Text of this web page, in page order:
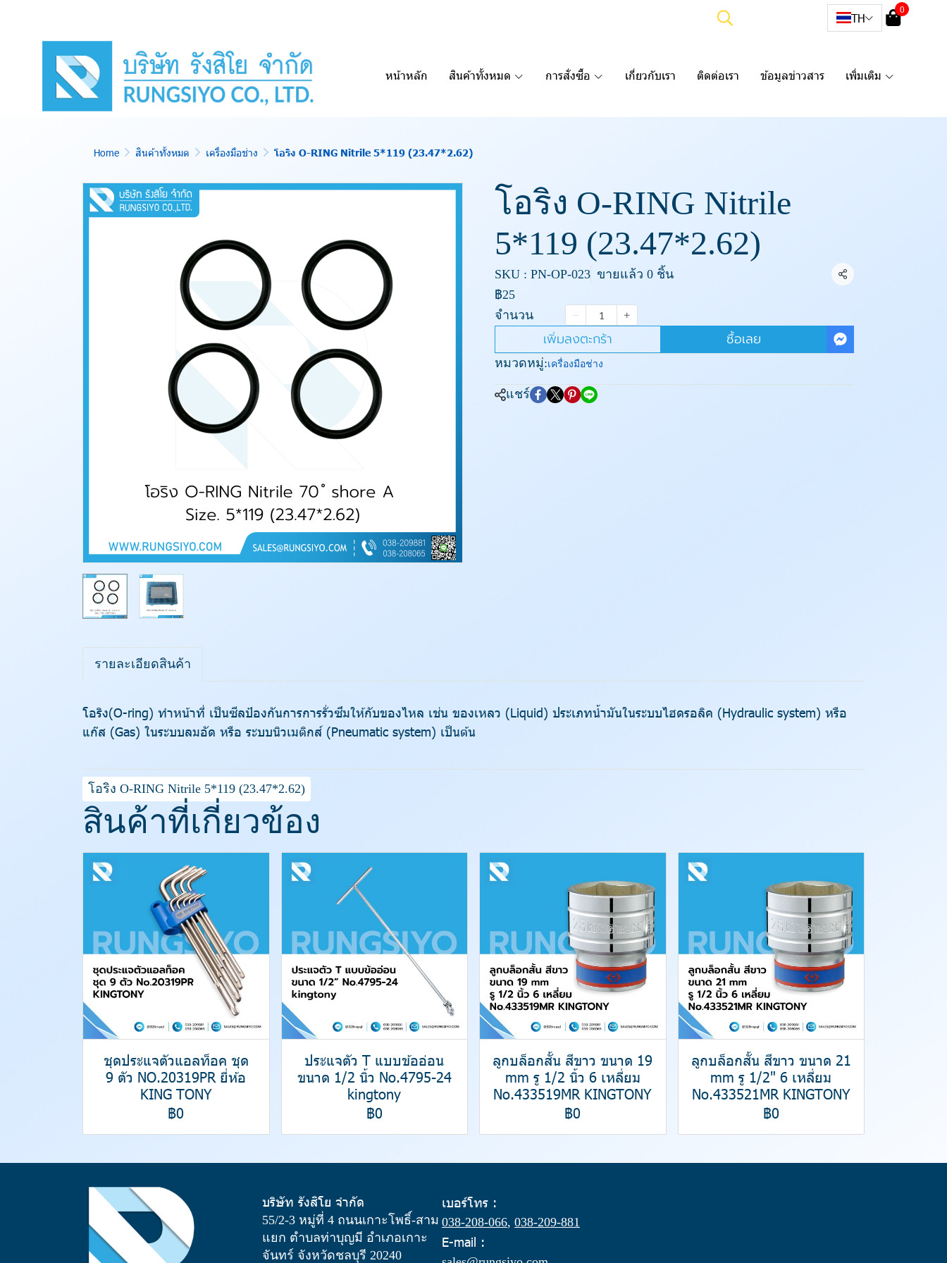
TH
0
หน้าหลัก สินค้าทั้งหมด การสั่งซื้อ เกี่ยวกับเรา ติดต่อเรา ข้อมูลข่าวสาร เพิ่มเติม
Home สินค้าทั้งหมด เครื่องมือช่าง โอริง O-RING Nitrile 5*119 (23.47*2.62)
โอริง O-RING Nitrile
5*119 (23.47*2.62)
SKU : PN-OP-023 ขายแล้ว 0 ชิ้น แชร์
฿25
จำนวน
เพิ่มลงตะกร้า ซื้อเลย
หมวดหมู่:เครื่องมือช่าง
แชร์
รายละเอียดสินค้า
โอริง(O-ring) ทำหน้าที่ เป็นซีลป้องกันการการรั่วซึมให้กับของไหล เช่น ของเหลว (Liquid) ประเภทน้ำมันในระบบไฮดรอลิค (Hydraulic system) หรือ
แก๊ส (Gas) ในระบบลมอัด หรือ ระบบนิวเมติกส์ (Pneumatic system) เป็นต้น
โอริง O-RING Nitrile 5*119 (23.47*2.62)
สินค้าที่เกี่ยวข้อง
ชุดประแจตัวแอลท็อค ชุด
9 ตัว NO.20319PR ยี่ห้อ
KING TONY
฿0
ประแจตัว T แบบข้ออ่อน
ขนาด 1/2 นิ้ว No.4795-24
kingtony
฿0
ลูกบล็อกสั้น สีขาว ขนาด 19
mm รู 1/2 นิ้ว 6 เหลี่ยม
No.433519MR KINGTONY
฿0
ลูกบล็อกสั้น สีขาว ขนาด 21
mm รู 1/2" 6 เหลี่ยม
No.433521MR KINGTONY
฿0
บริษัท รังสิโย จำกัด
55/2-3 หมู่ที่ 4 ถนนเกาะโพธิ์-สาม
แยก ตำบลท่าบุญมี อำเภอเกาะ
จันทร์ จังหวัดชลบุรี 20240
เบอร์โทร :
038-208-066, 038-209-881
E-mail :